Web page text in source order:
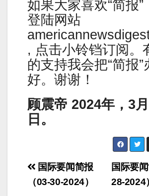
如果大家喜欢“简报”
登陆网站
, 点击小铃铛订阅。
的支持我会把“简报”
好。谢谢！
顾震帝 2024年，3
日。
Post
navigation
国际要
28-2024
国际要闻简报
（03-30-2024）